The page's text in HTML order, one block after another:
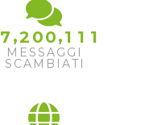
7 ,2 00,1 1 1
MESSAGGI
SCAMBIATI